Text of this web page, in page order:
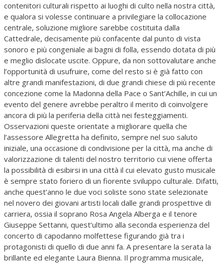
contenitori culturali rispetto ai luoghi di culto nella nostra città,
e qualora si volesse continuare a privilegiare la collocazione
centrale, soluzione migliore sarebbe costituita dalla
Cattedrale, decisamente più confacente dal punto di vista
sonoro e più congeniale ai bagni di folla, essendo dotata di più
e meglio dislocate uscite. Oppure, da non sottovalutare anche
l’opportunità di usufruire, come del resto si è già fatto con
altre grandi manifestazioni, di due grandi chiese di più recente
concezione come la Madonna della Pace o Sant’Achille, in cui un
evento del genere avrebbe peraltro il merito di coinvolgere
ancora di più la periferia della città nei festeggiamenti.
Osservazioni queste orientate a migliorare quella che
l’assessore Allegretta ha definito, sempre nel suo saluto
iniziale, una occasione di condivisione per la città, ma anche di
valorizzazione di talenti del nostro territorio cui viene offerta
la possibilità di esibirsi in una città il cui elevato gusto musicale
è sempre stato foriero di un fiorente sviluppo culturale. Difatti,
anche quest’anno le due voci soliste sono state selezionate
nel novero dei giovani artisti locali dalle grandi prospettive di
carriera, ossia il soprano Rosa Angela Alberga e il tenore
Giuseppe Settanni, quest’ultimo alla seconda esperienza del
concerto di capodanno molfettese figurando già tra i
protagonisti di quello di due anni fa. A presentare la serata la
brillante ed elegante Laura Bienna. Il programma musicale,